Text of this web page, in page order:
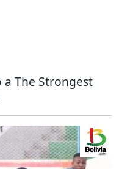
The Strongest